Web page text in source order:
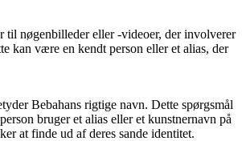
til nøgenbilleder eller -videoer, der involverer
kan være en kendt person eller et alias, der
Bebahans rigtige navn. Dette spørgsmål
bruger et alias eller et kunstnernavn på
at finde ud af deres sande identitet.